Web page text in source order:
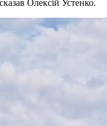
Олексій Устенко.